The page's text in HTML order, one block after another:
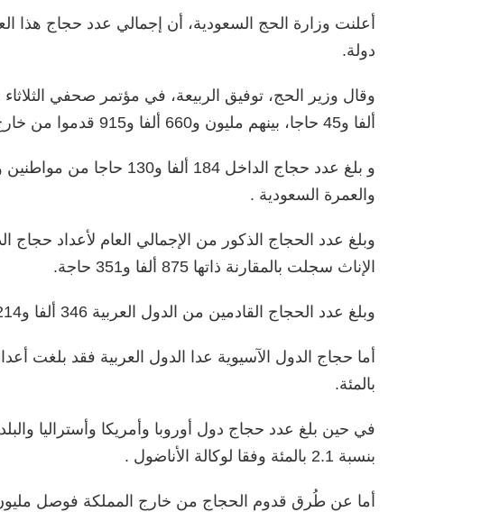
دولة.
ألفا و45 حاجا، بينهم مليون و660 ألفا و915 قدموا من خارج المملكة عبر المنافذ المختلفة.
و بلغ عدد حجاج الداخل 184
والعمرة السعودية .
الإناث سجلت بالمقارنة ذاتها 875 ألفا و351 حاجة.
وبلغ عدد الحجاج القادمين من الدول العربية 346 ألفا و214 حاجا بنسبة 21 بالمئة.
بالمئة.
بنسبة 2.1 بالمئة وفقا لوكالة الأناضول .